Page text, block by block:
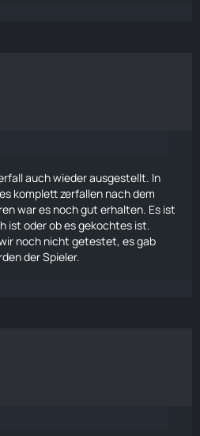
auch wieder ausgestellt. In
komplett zerfallen nach dem
war es noch gut erhalten. Es ist
ist oder ob es gekochtes ist.
noch nicht getestet, es gab
der Spieler.